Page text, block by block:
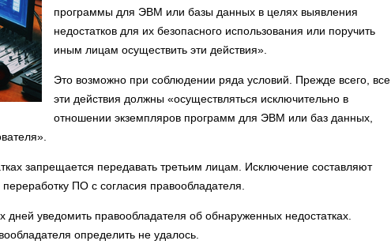
программы для ЭВМ или базы данных в целях выявления
недостатков для их безопасного использования или поручить
иным лицам осуществить эти действия».
Это возможно при соблюдении ряда условий. Прежде всего, все
эти действия должны «осуществляться исключительно в
отношении экземпляров программ для ЭВМ или баз данных,
запрещается передавать третьим лицам. Исключение составляют
ПО с согласия правообладателя.
уведомить правообладателя об обнаруженных недостатках.
определить не удалось.